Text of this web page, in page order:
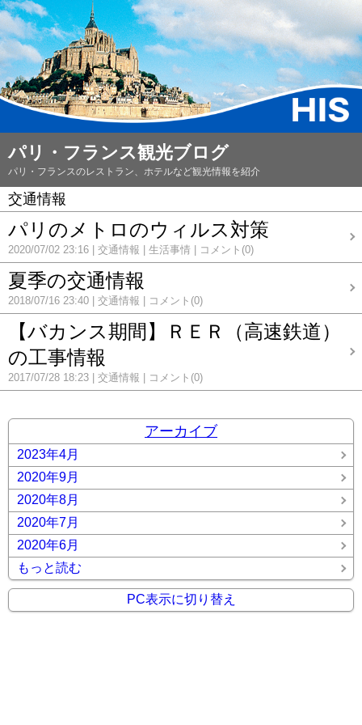
パリ・フランス観光ブログ
パリ・フランスのレストラン、ホテルなど観光情報を紹介
交通情報
パリのメトロのウィルス対策
2020/07/02 23:16 交通情報 生活事情 コメント(0)
夏季の交通情報
2018/07/16 23:40 交通情報 コメント(0)
【バカンス期間】ＲＥＲ（高速鉄道）
の工事情報
2017/07/28 18:23 交通情報 コメント(0)
アーカイブ
2023年4月
2020年9月
2020年8月
2020年7月
2020年6月
もっと読む
PC表示に切り替え